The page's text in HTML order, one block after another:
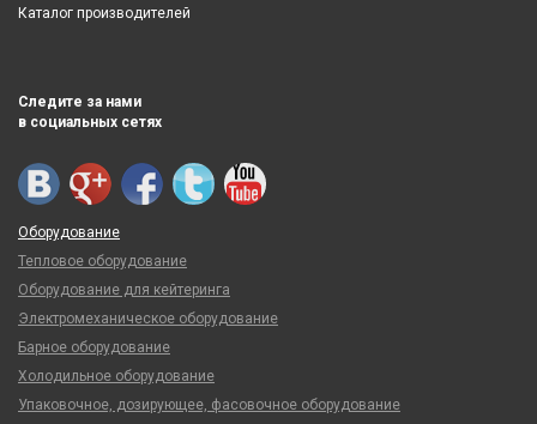
Каталог производителей
Следите за нами
в социальных сетях
Оборудование
Тепловое оборудование
Оборудование для кейтеринга
Электромеханическое оборудование
Барное оборудование
Холодильное оборудование
Упаковочное, дозирующее, фасовочное оборудование